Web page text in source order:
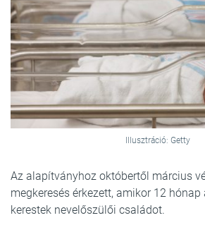
Illusztráció: Getty
Az alapítványhoz októbertől március
megkeresés érkezett, amikor 12
kerestek nevelőszülői családot.